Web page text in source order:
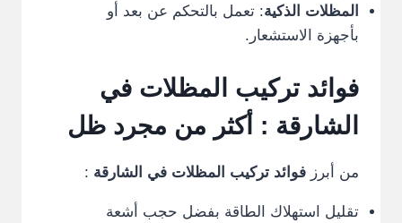
المظلات الذكية: تعمل بالتحكم عن بعد أو
بأجهزة الاستشعار.
فوائد تركيب المظلات في
الشارقة : أكثر من مجرد ظل
من أبرز فوائد تركيب المظلات في الشارقة :
تقليل استهلاك الطاقة بفضل حجب أشعة